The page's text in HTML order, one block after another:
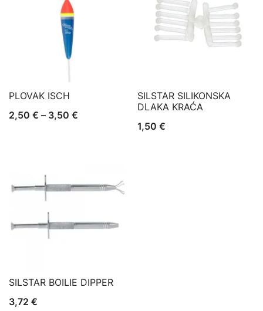
PLOVAK ISCH
2,50 € – 3,50 €
3,50 €
SILSTAR SILIKONSKA
DLAKA KRAĆA
1,50 €
SILSTAR BOILIE DIPPER
3,72 €